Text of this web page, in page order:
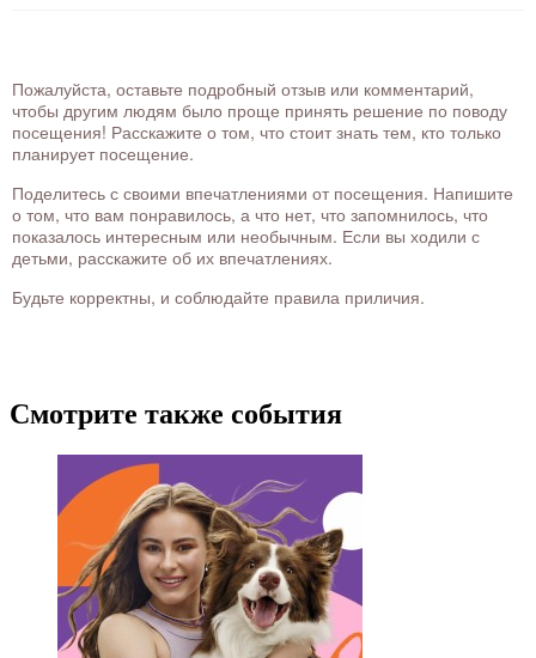
Пожалуйста, оставьте подробный отзыв или комментарий,
чтобы другим людям было проще принять решение по поводу
посещения! Расскажите о том, что стоит знать тем, кто только
планирует посещение.
Поделитесь с своими впечатлениями от посещения. Напишите
о том, что вам понравилось, а что нет, что запомнилось, что
показалось интересным или необычным. Если вы ходили с
детьми, расскажите об их впечатлениях.
Будьте корректны, и соблюдайте правила приличия.
Смотрите также события